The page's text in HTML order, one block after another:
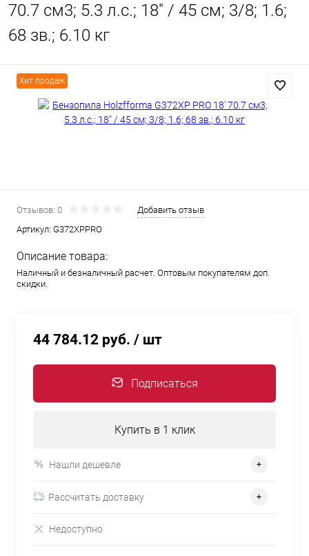
70.7 см3; 5.3 л.с.; 18" / 45 см; 3/8; 1.6;
68 зв.; 6.10 кг
Хит продаж
Отзывов: 0
Добавить отзыв
Артикул: G372XPPRO
Описание товара:
Наличный и безналичный расчет. Оптовым покупателям доп.
скидки.
44 784.12 руб. / шт
Подписаться
Купить в 1 клик
Нашли дешевле
Рассчитать доставку
Недоступно